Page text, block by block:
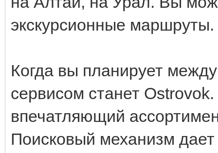
экскурсионные маршруты.
Когда вы планирует
сервисом станет
впечатляющий
Поисковый механизм